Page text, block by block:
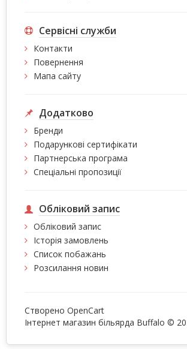
Сервісні служби
Контакти
Повернення
Мапа сайту
Додатково
Бренди
Подарункові сертифікати
Партнерська програма
Спеціальні пропозиції
Обліковий запис
Обліковий запис
Історія замовлень
Список побажань
Розсилання новин
Створено OpenCart
Інтернет магазин більярда Buffalo ©